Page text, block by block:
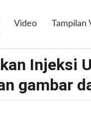
Video Tampilan
Injeksi
gambar